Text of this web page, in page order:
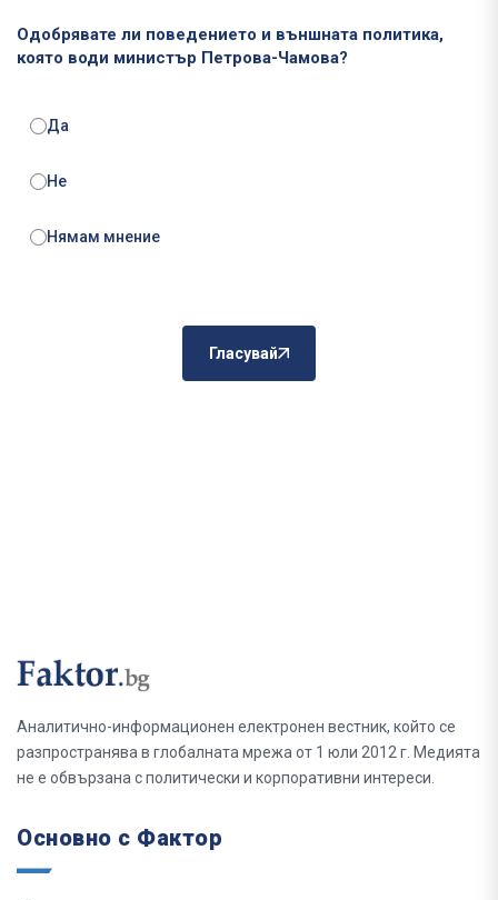
Одобрявате ли поведението и външната политика,
която води министър Петрова-Чамова?
Да
Не
Нямам мнение
Гласувай
Аналитично-информационен електронен вестник, който се
разпространява в глобалната мрежа от 1 юли 2012 г. Медията
не е обвързана с политически и корпоративни интереси.
Основно с Фактор